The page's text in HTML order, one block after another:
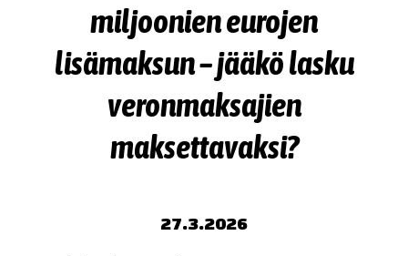
miljoonien eurojen
lisämaksun – jääkö lasku
veronmaksajien
maksettavaksi?
27.3.2026